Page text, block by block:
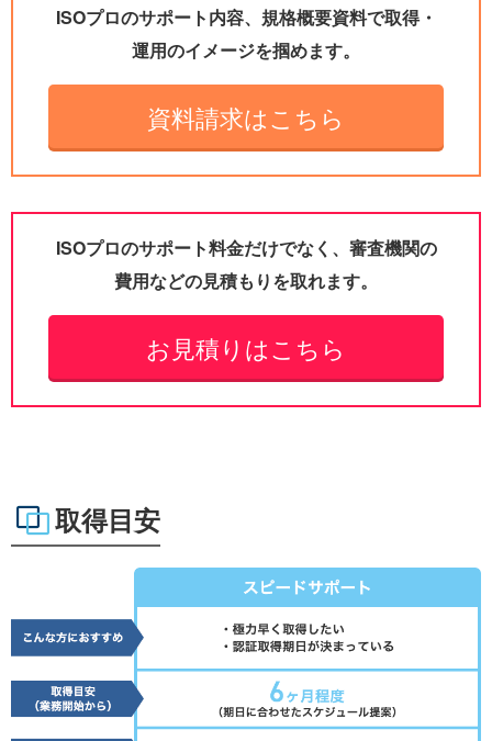
ISOプロのサポート内容、規格概要資料で取得・
運用のイメージを掴めます。
資料請求はこちら
ISOプロのサポート料金だけでなく、審査機関の
費用などの見積もりを取れます。
お見積りはこちら
取得目安